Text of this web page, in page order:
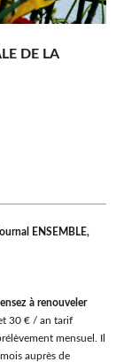
DE LA
ENSEMBLE,
à renouveler
30 € / an tarif
mensuel. Il
auprès de